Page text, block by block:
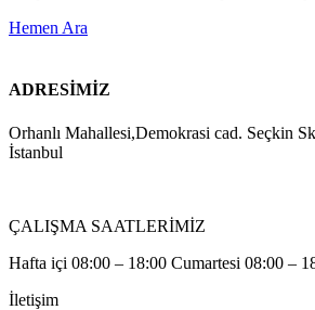
Hemen Ara
ADRESİMİZ
Orhanlı Mahallesi,Demokrasi cad. Seçkin
İstanbul
ÇALIŞMA SAATLERİMİZ
Hafta içi 08:00 – 18:00 Cumartesi 08:00 –
İletişim